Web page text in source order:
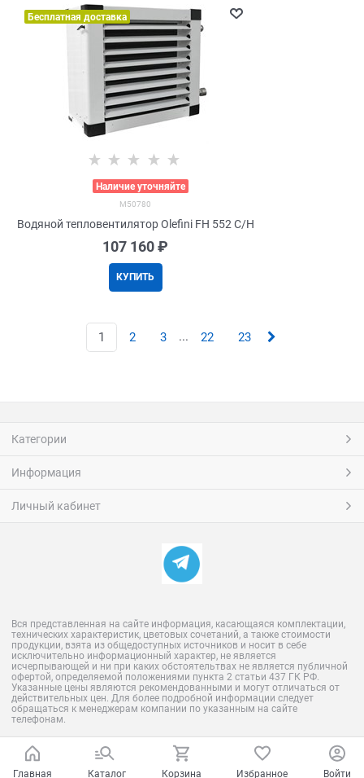
Бесплатная доставка
Наличие уточняйте
M50780
Водяной тепловентилятор Olefini FH 552 C/H
107 160 ₽
КУПИТЬ
1 2 3 ... 22 23
Категории
Информация
Личный кабинет
Вся представленная на сайте информация, касающаяся комплектации,
технических характеристик, цветовых сочетаний, а также стоимости
продукции, взята из общедоступных источников и носит в себе
исключительно информационный характер, не является
исчерпывающей и ни при каких обстоятельтвах не является публичной
офертой, определяемой положениями пункта 2 статьи 437 ГК РФ.
Указанные цены являются рекомендованными и могут отличаться от
действительных цен. Для более подробной информации следует
обращаться к менеджерам компании по указанным на сайте
телефонам.
Главная Каталог Корзина Избранное Войти